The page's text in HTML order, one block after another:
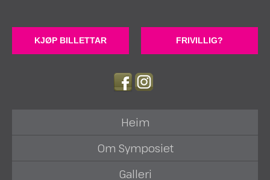
KJØP BILLETTAR FRIVILLIG?
Heim
Om Symposiet
Galleri